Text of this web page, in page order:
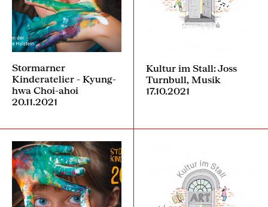
Stormarner
Kinderatelier - Kyung-
hwa Choi-ahoi
20.11.2021
Kultur im Stall: Joss
Turnbull, Musik
17.10.2021